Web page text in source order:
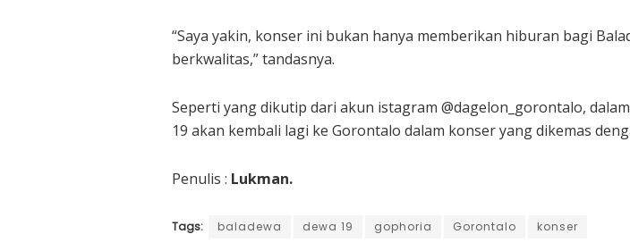
“Saya yakin, konser ini bukan hanya memberikan hiburan bagi
berkwalitas,” tandasnya.
Seperti yang dikutip dari akun istagram @dagelon_gorontalo,
19 akan kembali lagi ke Gorontalo dalam konser yang dikemas
Penulis : Lukman.
Tags: baladewa dewa 19 gophoria Gorontalo konser